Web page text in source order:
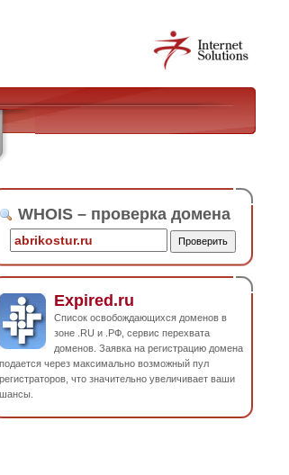
WHOIS – проверка домена
Expired.ru
Список освобождающихся доменов в
зоне .RU и .РФ, сервис перехвата
доменов. Заявка на регистрацию домена
подается через максимально возможный пул
регистраторов, что значительно увеличивает ваши
шансы.